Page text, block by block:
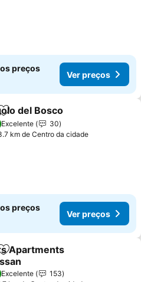
preços
Ver preços
Adicionar aos favoritos
del Bosco
Excelente
30
km de Centro da cidade
preços
Ver preços
Adicionar aos favoritos
Apartments
Excelente
153